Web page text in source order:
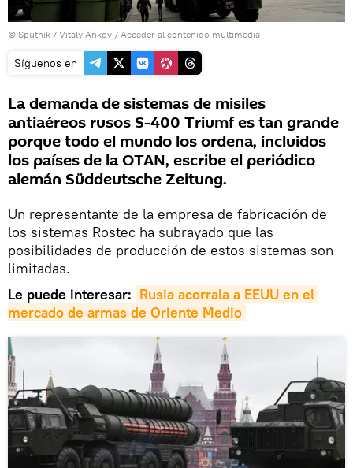
© Sputnik / Vitaly Ankov / Acceder al contenido multimedia
Síguenos en
La demanda de sistemas de misiles
antiaéreos rusos S-400 Triumf es tan grande
porque todo el mundo los ordena, incluidos
los países de la OTAN, escribe el periódico
alemán Süddeutsche Zeitung.
Un representante de la empresa de fabricación de
los sistemas Rostec ha subrayado que las
posibilidades de producción de estos sistemas son
limitadas.
Le puede interesar: Rusia acorrala a EEUU en el
mercado de armas de Oriente Medio